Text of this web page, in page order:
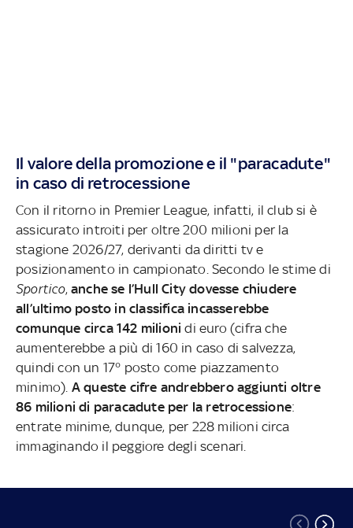
Il valore della promozione e il "paracadute"
in caso di retrocessione
Con il ritorno in Premier League, infatti, il club si è
assicurato introiti per oltre 200 milioni per la
stagione 2026/27, derivanti da diritti tv e
posizionamento in campionato. Secondo le stime di
Sportico,anche se l’Hull City dovesse chiudere
all’ultimo posto in classifica incasserebbe
comunque circa 142 milionidi euro (cifra che
aumenterebbe a più di 160 in caso di salvezza,
quindi con un 17° posto come piazzamento
minimo). A queste cifre andrebbero aggiunti oltre
86 milioni di paracadute per la retrocessione:
entrate minime, dunque, per 228 milioni circa
immaginando il peggiore degli scenari.